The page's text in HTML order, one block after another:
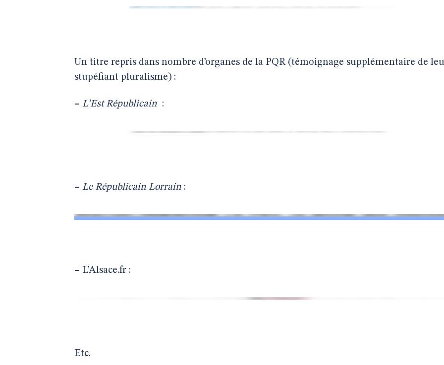
Un titre repris dans nombre d’organes de la PQR (témoignage supplémentaire de
stupéfiant pluralisme) :
– L’Est Républicain :
– Le Républicain Lorrain :
– L’Alsace.fr :
Etc.